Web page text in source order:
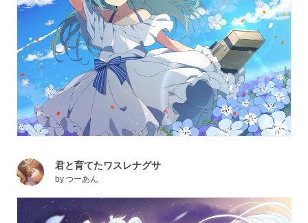
君と育てたワスレナグサ
byつーあん